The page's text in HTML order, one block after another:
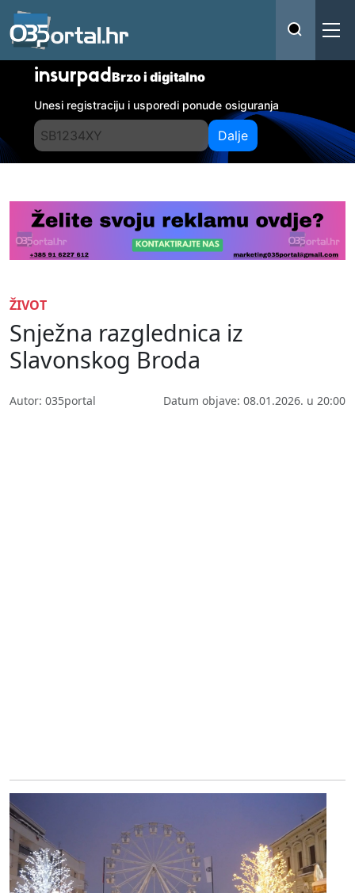
insurpadBrzo i digitalno
Unesi registraciju i usporedi ponude osiguranja
Dalje
ŽIVOT
Snježna razglednica iz
Slavonskog Broda
Autor: 035portal Datum objave: 08.01.2026. u 20:00